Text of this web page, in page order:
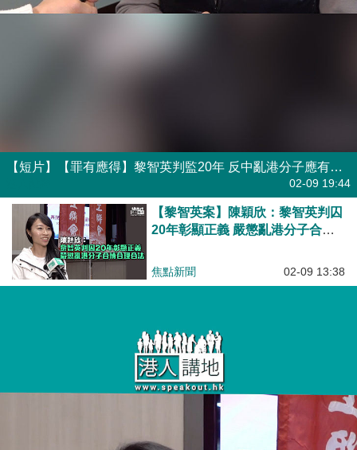
【短片】【罪有應得】黎智英判監20年 反中亂港分子應有下場
02-09 19:44
【黎智英案】陳穎欣：黎智英判囚
20年彰顯正義 嚴懲亂港分子合情
焦點新聞 02-09 13:38